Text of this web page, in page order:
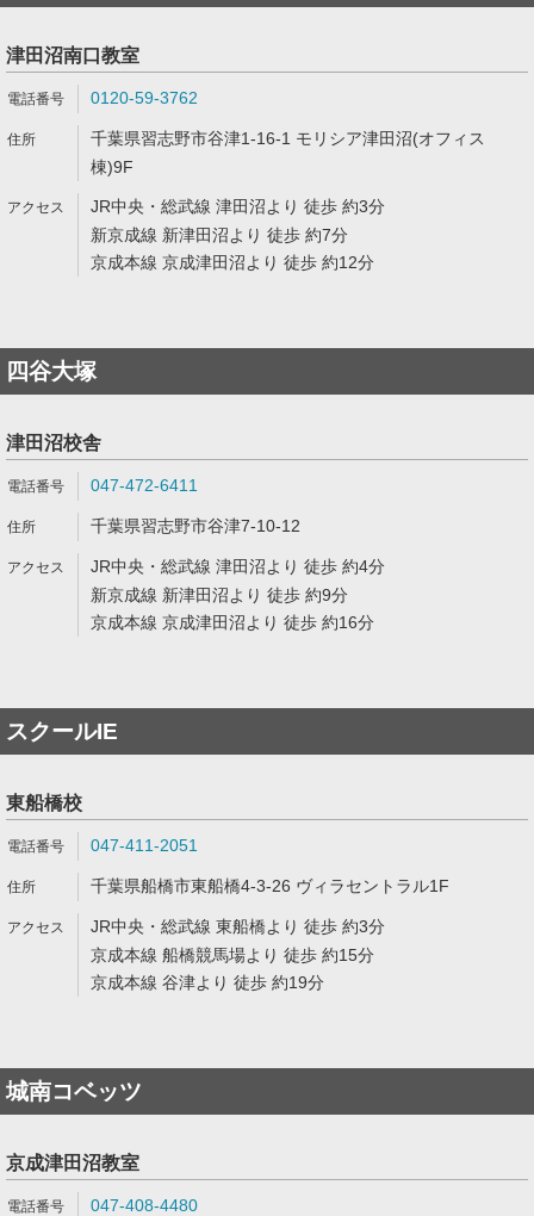
津田沼南口教室
0120-59-3762
千葉県習志野市谷津1-16-1 モリシア津田沼(オフィス
棟)9F
JR中央・総武線 津田沼より 徒歩 約3分
新京成線 新津田沼より 徒歩 約7分
京成本線 京成津田沼より 徒歩 約12分
四谷大塚
津田沼校舎
047-472-6411
千葉県習志野市谷津7-10-12
JR中央・総武線 津田沼より 徒歩 約4分
新京成線 新津田沼より 徒歩 約9分
京成本線 京成津田沼より 徒歩 約16分
スクールIE
東船橋校
047-411-2051
千葉県船橋市東船橋4-3-26 ヴィラセントラル1F
JR中央・総武線 東船橋より 徒歩 約3分
京成本線 船橋競馬場より 徒歩 約15分
京成本線 谷津より 徒歩 約19分
城南コベッツ
京成津田沼教室
047-408-4480